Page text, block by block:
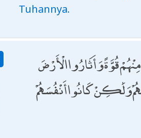
Tuhannya.
قُوَّةً وَأَثَارُوا الْأَرْضَ
وَلَٰكِنْ كَانُوا أَنْفُسَهُمْ